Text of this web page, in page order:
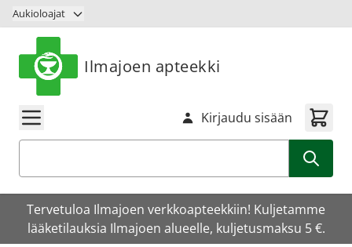
Siirry sisältöön
Aukioloajat
Ilmajoen apteekki
Kirjaudu sisään
Tervetuloa Ilmajoen verkkoapteekkiin! Kuljetamme
lääketilauksia Ilmajoen alueelle, kuljetusmaksu 5 €.